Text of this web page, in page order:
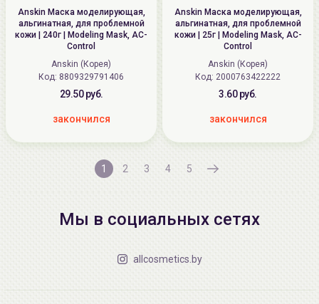
Anskin Маска моделирующая,
альгинатная, для проблемной
кожи | 240г | Modeling Mask, AC-
Control
Anskin (Корея)
Код: 8809329791406
29.50 руб.
закончился
Anskin Маска моделирующая,
альгинатная, для проблемной
кожи | 25г | Modeling Mask, AC-
Control
Anskin (Корея)
Код: 2000763422222
3.60 руб.
закончился
1 2 3 4 5
Мы в социальных сетях
allcosmetics.by